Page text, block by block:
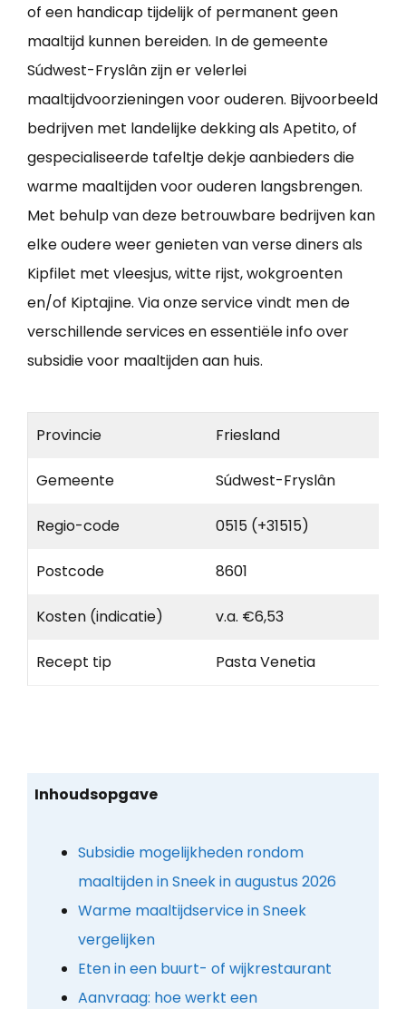
of een handicap tijdelijk of permanent geen
maaltijd kunnen bereiden. In de gemeente
Súdwest-Fryslân zijn er velerlei
maaltijdvoorzieningen voor ouderen. Bijvoorbeeld
bedrijven met landelijke dekking als Apetito, of
gespecialiseerde tafeltje dekje aanbieders die
warme maaltijden voor ouderen langsbrengen.
Met behulp van deze betrouwbare bedrijven kan
elke oudere weer genieten van verse diners als
Kipfilet met vleesjus, witte rijst, wokgroenten
en/of Kiptajine. Via onze service vindt men de
verschillende services en essentiële info over
subsidie voor maaltijden aan huis.
Provincie Friesland
Gemeente Súdwest-Fryslân
Regio-code 0515 (+31515)
Postcode 8601
Kosten (indicatie) v.a. €6,53
Recept tip Pasta Venetia
Inhoudsopgave
Subsidie mogelijkheden rondom
maaltijden in Sneek in augustus 2026
Warme maaltijdservice in Sneek
vergelijken
Eten in een buurt- of wijkrestaurant
Aanvraag: hoe werkt een